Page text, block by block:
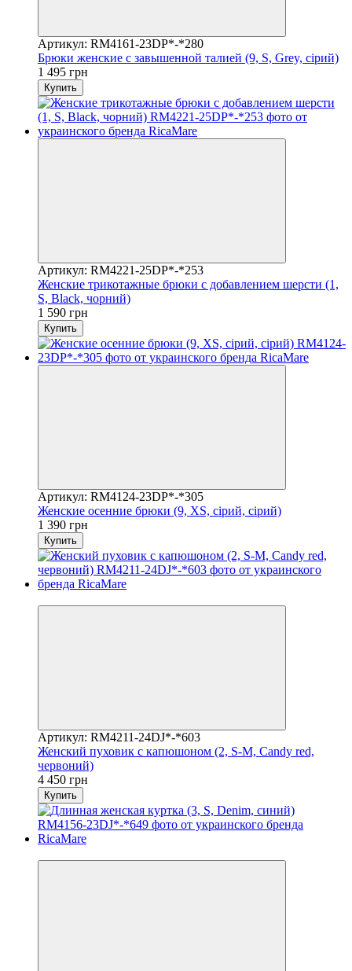
Артикул: RM4161-23DP*-*280
Брюки женские с завышенной талией (9, S, Grey, сірий)
1 495 грн
Купить
Артикул: RM4221-25DP*-*253
Женские трикотажные брюки с добавлением шерсти (1,
S, Black, чорний)
1 590 грн
Купить
Артикул: RM4124-23DP*-*305
Женские осенние брюки (9, XS, сірий, сірий)
1 390 грн
Купить
Артикул: RM4211-24DJ*-*603
Женский пуховик с капюшоном (2, S-M, Candy red,
червоний)
4 450 грн
Купить